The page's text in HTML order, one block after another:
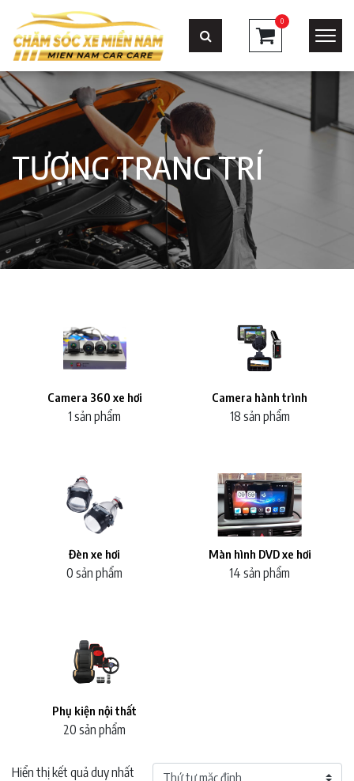
0
TƯỢNG TRANG TRÍ
Camera 360 xe hơi
1 sản phẩm
Camera hành trình
18 sản phẩm
Đèn xe hơi
0 sản phẩm
Màn hình DVD xe hơi
14 sản phẩm
Phụ kiện nội thất
20 sản phẩm
Hiển thị kết quả duy nhất